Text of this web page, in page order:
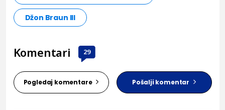
Džon Braun III
Komentari 29
Pogledaj komentare Pošalji komentar